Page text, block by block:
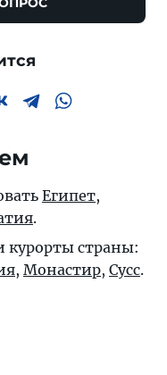
Египет,
.
курорты страны:
, Монастир, Сусс.